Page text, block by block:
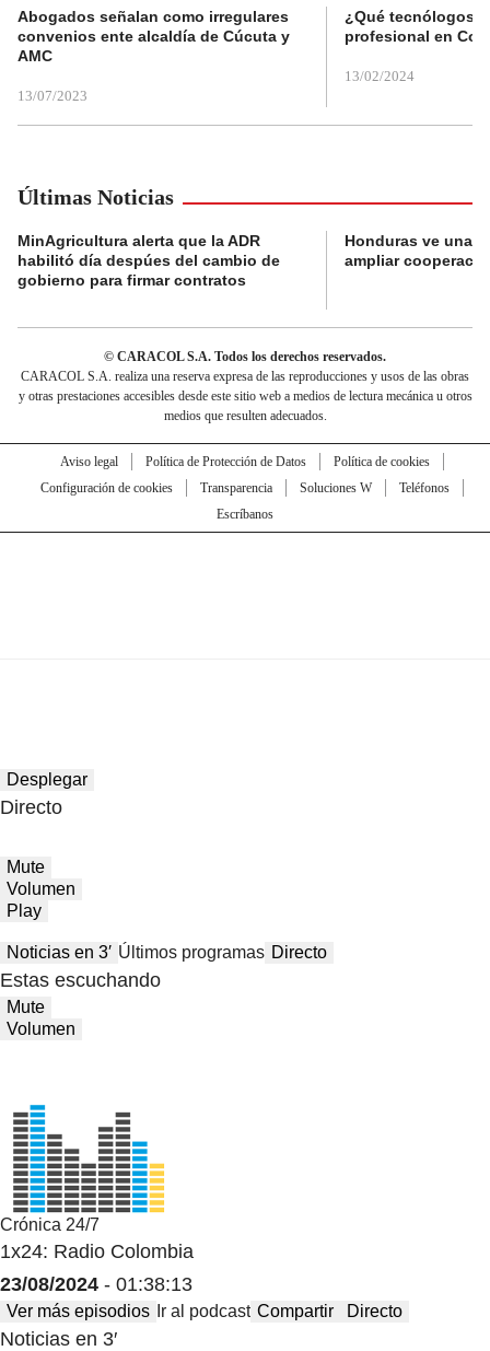
Abogados señalan como irregulares
convenios ente alcaldía de Cúcuta y
AMC
13/07/2023
¿Qué tecnólogos
profesional en
13/02/2024
Últimas Noticias
MinAgricultura alerta que la ADR
habilitó día despúes del cambio de
gobierno para firmar contratos
Honduras ve una
ampliar
© CARACOL S.A. Todos los derechos reservados.
CARACOL S.A. realiza una reserva expresa de las reproducciones y usos de las obras
y otras prestaciones accesibles desde este sitio web a medios de lectura mecánica u otros
medios que resulten adecuados.
Aviso legal Política de Protección de Datos
Política de cookies
Configuración de cookies
Transparencia Soluciones W
Teléfonos
Escríbanos
Desplegar
Directo
Mute
Volumen
Play
Noticias en 3′ Últimos programas Directo
Estas escuchando
Mute
Volumen
Crónica 24/7
1x24: Radio Colombia
23/08/2024 - 01:38:13
Ver más episodios Ir al podcast Compartir Directo
Noticias en 3′